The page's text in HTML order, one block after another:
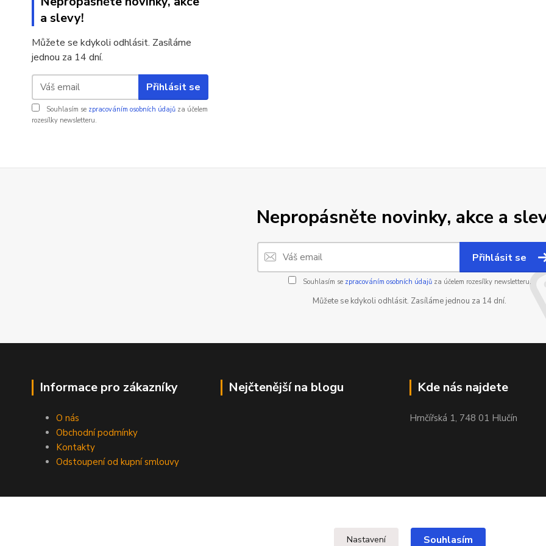
a slevy!
Můžete se kdykoli odhlásit. Zasíláme
jednou za 14 dní.
Přihlásit se
Souhlasím se zpracováním osobních údajů za účelem
rozesílky newsletteru.
Nepropásněte novinky, akce a
Přihlásit se
Souhlasím se zpracováním osobních údajůza účelem rozesílky newsletteru.
Můžete se kdykoli odhlásit. Zasíláme jednou za 14 dní.
Informace pro zákazníky
O nás
Obchodní podmínky
Kontakty
Odstoupení od kupní smlouvy
Nejčtenější na blogu Kde nás najdete
Hrnčířská 1, 748 01 Hlučín
Nastavení Souhlasím